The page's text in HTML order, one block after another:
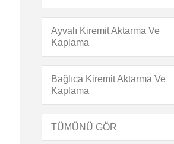
Ayvalı Kiremit Aktarma Ve
Kaplama
Bağlıca Kiremit Aktarma Ve
Kaplama
TÜMÜNÜ GÖR